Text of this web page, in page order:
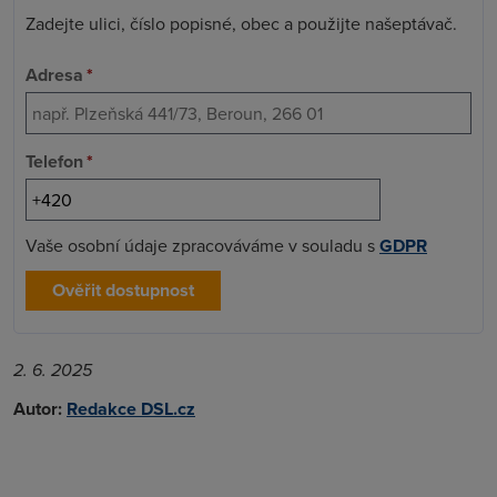
Zadejte ulici, číslo popisné, obec a použijte našeptávač.
Adresa*
Telefon*
Vaše osobní údaje zpracováváme v souladu sGDPR
Ověřit dostupnost
2. 6. 2025
Autor: Redakce DSL.cz